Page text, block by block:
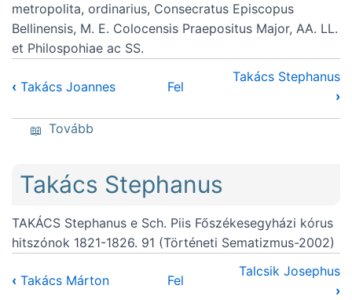
metropolita, ordinarius, Consecratus Episcopus
Bellinensis, M. E. Colocensis Praepositus Major, AA. LL.
et Philospohiae ac SS.
‹ Takács Joannes Fel
Takács Stephanus
›
Tovább
Takács Stephanus
TAKÁCS Stephanus e Sch. Piis Főszékesegyházi kórus
hitszónok 1821-1826. 91 (Történeti Sematizmus-2002)
‹ Takács Márton Fel
Talcsik Josephus
›